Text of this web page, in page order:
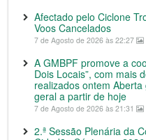
Afectado pelo Ciclone
Voos Cancelados
7 de Agosto de 2026 às 22:27
A GMBPF promove a
Dois Locais”, com mais
realizados ontem
geral a partir de hoje
7 de Agosto de 2026 às 21:31
2.ª Sessão Plenária da